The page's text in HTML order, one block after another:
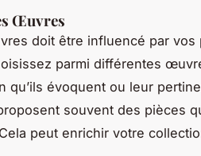
Œuvres
doit être influencé par vos
parmi différentes
qu’ils évoquent ou leur
souvent des pièces
peut enrichir votre